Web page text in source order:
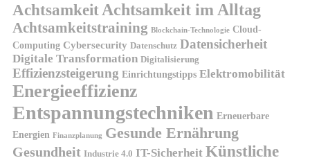
AchtsamkeitAchtsamkeit im Alltag
Achtsamkeitstraining Blockchain-Technologie Cloud-
Computing Cybersecurity Datenschutz Datensicherheit
Digitale Transformation Digitalisierung
Effizienzsteigerung Einrichtungstipps Elektromobilität
Energieeffizienz
Entspannungstechniken Erneuerbare
Energien Finanzplanung Gesunde Ernährung
Gesundheit Industrie 4.0 IT-Sicherheit Künstliche